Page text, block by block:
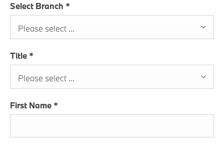
Select Branch *
Please select ...
Title *
Please select ...
First Name *